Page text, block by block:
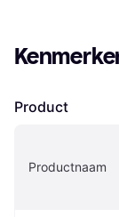
Product
Productnaam